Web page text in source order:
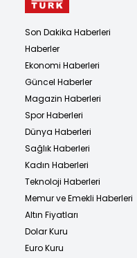
Son Dakika Haberleri
Haberler
Ekonomi Haberleri
Güncel Haberler
Magazin Haberleri
Spor Haberleri
Dünya Haberleri
Sağlık Haberleri
Kadın Haberleri
Teknoloji Haberleri
Memur ve Emekli Haberleri
Altın Fiyatları
Dolar Kuru
Euro Kuru